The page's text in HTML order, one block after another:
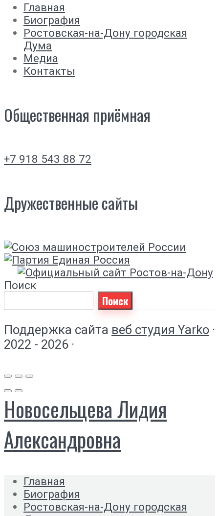
Главная
Биография
Ростовская-на-Дону городская
Дума
Медиа
Контакты
Общественная приёмная
+7 918 543 88 72
Дружественные сайты
Поиск
Поиск
Поддержка сайта веб студия Yarko ·
2022 - 2026 ·
Новосельцева Лидия
Александровна
Главная
Биография
Ростовская-на-Дону городская